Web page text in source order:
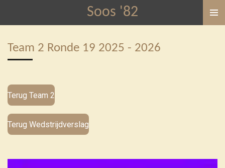
direct
de
hoofdinhoud
Soos '82
Team 2 Ronde 19 2025 - 2026
Terug Team 2
Terug Wedstrijdverslag